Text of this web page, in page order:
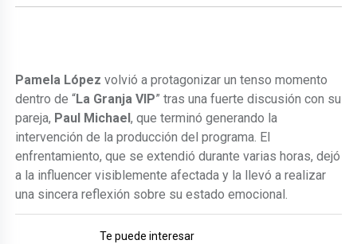
Pamela López volvió a protagonizar un tenso momento
dentro de “La Granja VIP” tras una fuerte discusión con su
pareja, Paul Michael, que terminó generando la
intervención de la producción del programa. El
enfrentamiento, que se extendió durante varias horas, dejó
a la influencer visiblemente afectada y la llevó a realizar
una sincera reflexión sobre su estado emocional.
Te puede interesar